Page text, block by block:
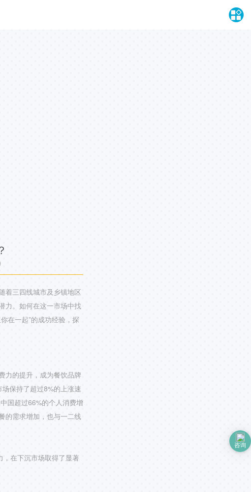
着三四线城市及乡镇地区
力。如何在这一市场中找
在一起”的成功经验，探
力的提升，成为餐饮品牌
保持了超过8%的上涨速
国超过66%的个人消费增
的需求增加，也与一二线
，在下沉市场取得了显著
咨询